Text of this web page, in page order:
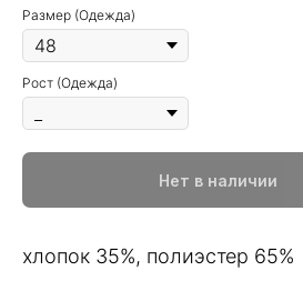
Размер (Одежда)
Рост (Одежда)
Нет в наличии
хлопок 35%, полиэстер 65%